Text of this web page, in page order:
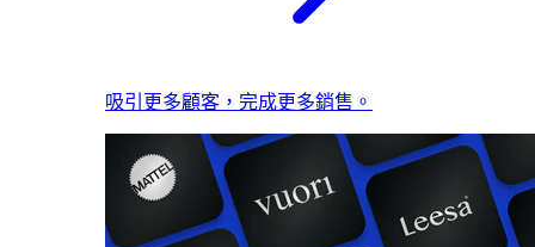
吸引更多顧客，完成更多銷售。